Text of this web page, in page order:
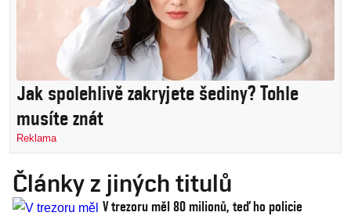
Jak spolehlivě zakryjete šediny? Tohle
musíte znát
Reklama
Články z jiných titulů
V trezoru měl 80 milionů, teď ho policie